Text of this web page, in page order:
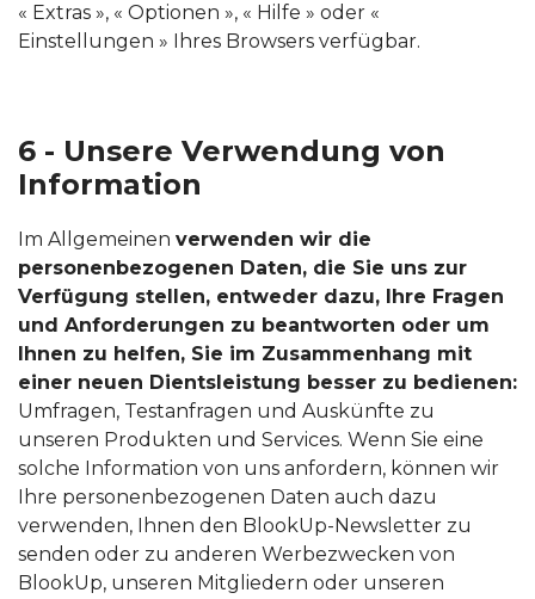
« Extras », « Optionen », « Hilfe » oder «
Einstellungen » Ihres Browsers verfügbar.
6 - Unsere Verwendung von
Information
Im Allgemeinen verwenden wir die
personenbezogenen Daten, die Sie uns zur
Verfügung stellen, entweder dazu, Ihre Fragen
und Anforderungen zu beantworten oder um
Ihnen zu helfen, Sie im Zusammenhang mit
einer neuen Dientsleistung besser zu bedienen:
Umfragen, Testanfragen und Auskünfte zu
unseren Produkten und Services. Wenn Sie eine
solche Information von uns anfordern, können wir
Ihre personenbezogenen Daten auch dazu
verwenden, Ihnen den BlookUp-Newsletter zu
senden oder zu anderen Werbezwecken von
BlookUp, unseren Mitgliedern oder unseren